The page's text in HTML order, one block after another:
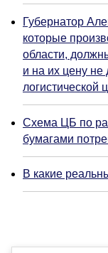
Губернатор
которые
области,
и на их цену
логистической
Схема ЦБ по
бумагами
В какие